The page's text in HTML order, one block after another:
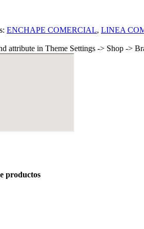
ENCHAPE COMERCIAL, LINEA
attribute in Theme Settings -> Shop ->
productos